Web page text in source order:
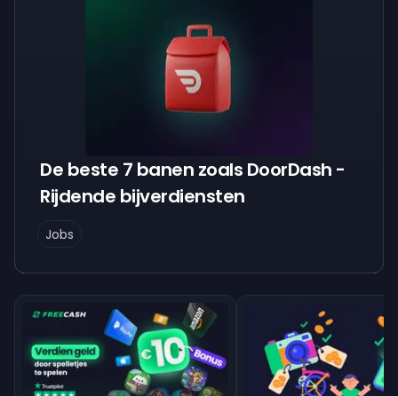
De beste 7 banen zoals DoorDash -
Rijdende bijverdiensten
Jobs